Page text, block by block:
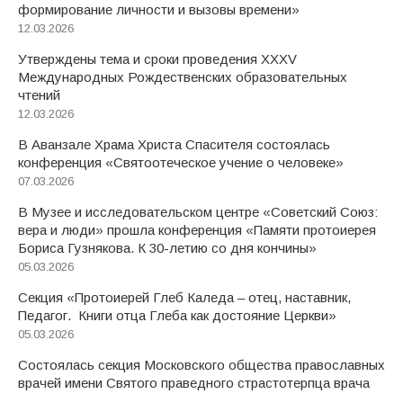
формирование личности и вызовы времени»
12.03.2026
Утверждены тема и сроки проведения XXXV
Международных Рождественских образовательных
чтений
12.03.2026
В Аванзале Храма Христа Спасителя состоялась
конференция «Святоотеческое учение о человеке»
07.03.2026
В Музее и исследовательском центре «Советский Союз:
вера и люди» прошла конференция «Памяти протоиерея
Бориса Гузнякова. К 30-летию со дня кончины»
05.03.2026
Секция «Протоиерей Глеб Каледа – отец, наставник,
Педагог. Книги отца Глеба как достояние Церкви»
05.03.2026
Состоялась секция Московского общества православных
врачей имени Святого праведного страстотерпца врача